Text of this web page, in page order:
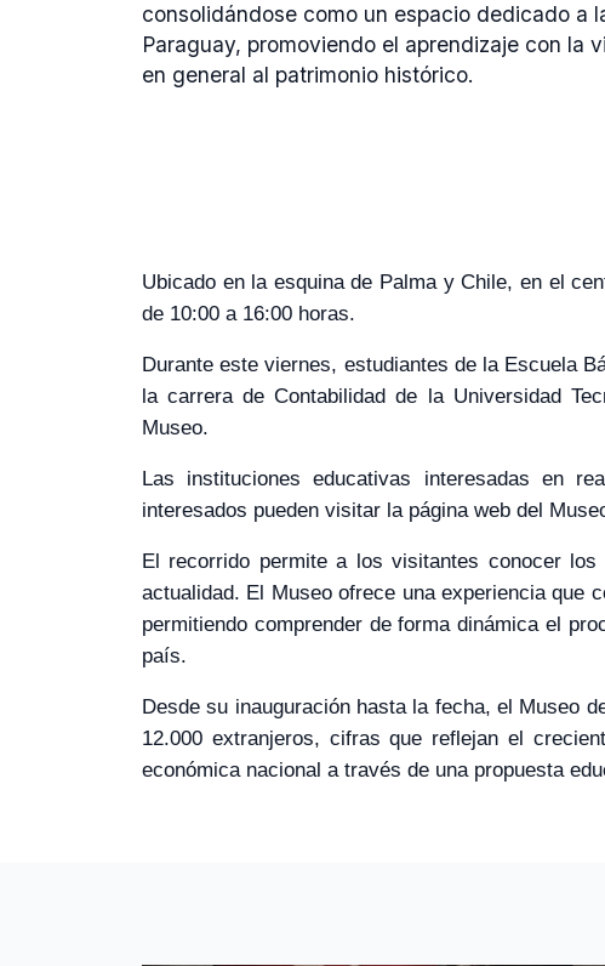
consolidándose como un espacio dedicado a
Paraguay, promoviendo el aprendizaje con
en general al patrimonio histórico.
Ubicado en la esquina de Palma y Chile, en el
de 10:00 a 16:00 horas.
Durante este viernes, estudiantes de la Escuela
la carrera de Contabilidad de la Universidad
Museo.
Las instituciones educativas interesadas en
interesados pueden visitar la página web del
El recorrido permite a los visitantes conocer
actualidad. El Museo ofrece una experiencia que
permitiendo comprender de forma dinámica el
país.
Desde su inauguración hasta la fecha, el Museo
12.000 extranjeros, cifras que reflejan el
económica nacional a través de una propuesta